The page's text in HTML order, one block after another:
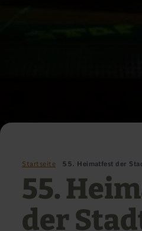
Startseite 55. Heimatfest der
55.
der